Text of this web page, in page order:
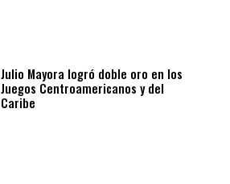
Julio Mayora logró doble oro en los
Juegos Centroamericanos y del
Caribe